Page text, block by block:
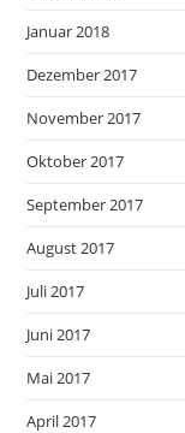
Januar 2018
Dezember 2017
November 2017
Oktober 2017
September 2017
August 2017
Juli 2017
Juni 2017
Mai 2017
April 2017